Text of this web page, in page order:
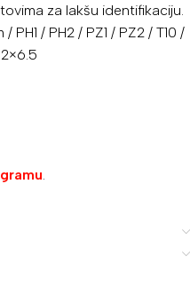
za lakšu identifikaciju.
PH1 / PH2 / PZ1 / PZ2 / T10 /
.